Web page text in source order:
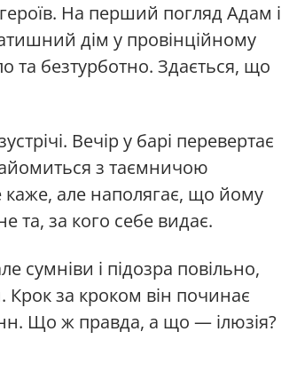
На перший погляд Адам і
дім у провінційному
та безтурботно. Здається, що
Вечір у барі перевертає
з таємничою
але наполягає, що йому
та, за кого себе видає.
сумніви і підозра повільно,
за кроком він починає
Що ж правда, а що — ілюзія?